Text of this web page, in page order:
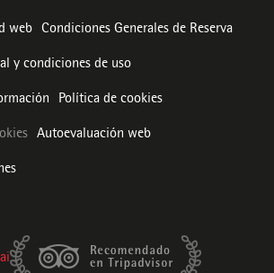
web Condiciones Generales de Reserva
y condiciones de uso
Política de cookies
Autoevaluación web